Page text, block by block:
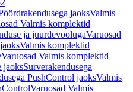
jaoksValmis
Valmis komplektid
ja juurdevoolugaVaruosad
Valmis komplektid
Varuosad Valmis komplektid
jaoksSurverakendusega
PushControl jaoksValmis
Varuosad Valmis